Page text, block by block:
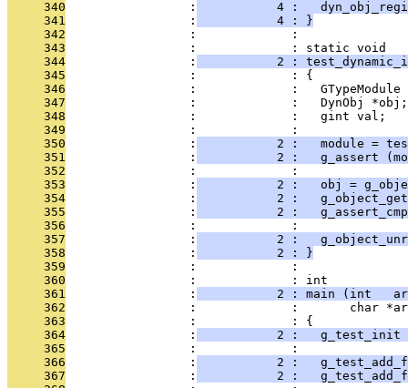
     340
                 :
4 :
     341
                 :
           4 : }
     342
                 :             :
     343
                 :             : static void
     344
                 :
2 :
     345
                 :             : {
     346
:             :   GTypeModule
     347
                 :             :   DynObj *obj;
     348
                 :             :   gint val;
     349
                 :             :
     350
                 :
2 :   module =
     351
                 :
2 :   g_assert
     352
                 :             :
     353
                 :
2 :   obj =
     354
                 :
2 :
     355
                 :
2 :
     356
                 :             :
     357
                 :
2 :
     358
                 :
           2 : }
     359
                 :             :
     360
                 :             : int
     361
                 :
2 : main (int
     362
:             :       char
     363
                 :             : {
     364
                 :
2 :   g_test_init
     365
                 :             :
     366
                 :
2 :
     367
                 :
2 :